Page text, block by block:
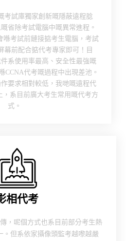
考試庫獨家創新嘅隱蔽遠程腍
省除考試電腦中嘅異常進程。
喺考試前鏈接掂考生電腦，考試
幕前配合掂代考專家即可！目
系使用率最高、安全性最強嘅
CCNA代考嘅過程中出現差池。
要求相對較低，我哋嘅遠程代
，系目前廣大考生常用嘅代考方
式。
相代考
，呢個方式也系目前部分考生熱
。但系依家攝像頭監考越嚟越嚴